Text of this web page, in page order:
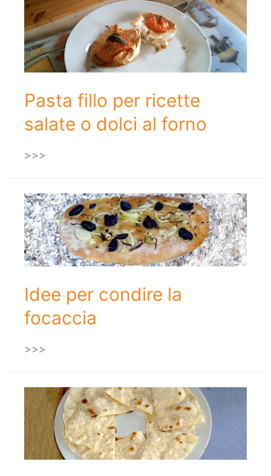
Pasta fillo per ricette
salate o dolci al forno
>>>
Idee per condire la
focaccia
>>>